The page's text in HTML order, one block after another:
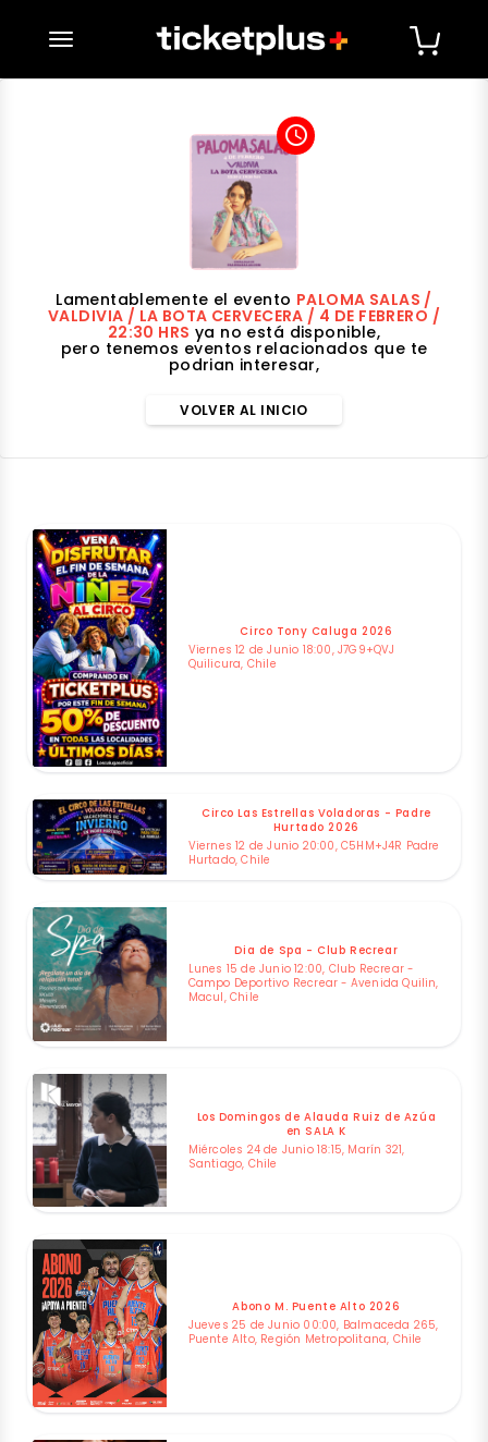
desplegar navegación
access_time
Lamentablemente el evento PALOMA SALAS /
VALDIVIA / LA BOTA CERVECERA / 4 DE FEBRERO /
22:30 HRS ya no está disponible,
pero tenemos eventos relacionados que te
podrian interesar,
VOLVER AL INICIO
Circo Tony Caluga 2026
Viernes 12 de Junio 18:00, J7G9+QVJ
Quilicura, Chile
Circo Las Estrellas Voladoras - Padre
Hurtado 2026
Viernes 12 de Junio 20:00, C5HM+J4R Padre
Hurtado, Chile
Dia de Spa - Club Recrear
Lunes 15 de Junio 12:00, Club Recrear -
Campo Deportivo Recrear - Avenida Quilin,
Macul, Chile
Los Domingos de Alauda Ruiz de Azúa
en SALA K
Miércoles 24 de Junio 18:15, Marín 321,
Santiago, Chile
Abono M. Puente Alto 2026
Jueves 25 de Junio 00:00, Balmaceda 265,
Puente Alto, Región Metropolitana, Chile